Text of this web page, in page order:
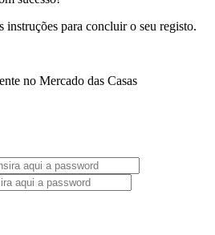
instruções para concluir o seu registo.
no Mercado das Casas